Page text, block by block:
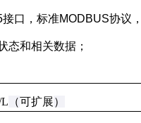
接口，标准MODBUS协议
态和相关数据；
L （可扩展）